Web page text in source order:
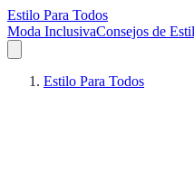
Estilo Para Todos
Moda InclusivaConsejos de
Estilo Para Todos